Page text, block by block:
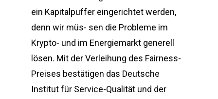
ein Kapitalpuffer eingerichtet werden,
denn wir müs- sen die Probleme im
Krypto- und im Energiemarkt generell
lösen. Mit der Verleihung des Fairness-
Preises bestätigen das Deutsche
Institut für Service-Qualität und der